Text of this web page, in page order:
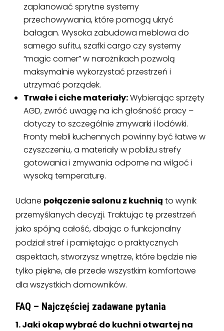
zaplanować sprytne systemy
przechowywania, które pomogą ukryć
bałagan. Wysoka zabudowa meblowa do
samego sufitu, szafki cargo czy systemy
“magic corner” w narożnikach pozwolą
maksymalnie wykorzystać przestrzeń i
utrzymać porządek.
Trwałe i ciche materiały:Wybierając sprzęty
AGD, zwróć uwagę na ich głośność pracy –
dotyczy to szczególnie zmywarki i lodówki.
Fronty mebli kuchennych powinny być łatwe w
czyszczeniu, a materiały w pobliżu strefy
gotowania i zmywania odporne na wilgoć i
wysoką temperaturę.
Udane połączenie salonu z kuchnią to wynik
przemyślanych decyzji. Traktując tę przestrzeń
jako spójną całość, dbając o funkcjonalny
podział stref i pamiętając o praktycznych
aspektach, stworzysz wnętrze, które będzie nie
tylko piękne, ale przede wszystkim komfortowe
dla wszystkich domowników.
FAQ – Najczęściej zadawane pytania
1. Jaki okap wybrać do kuchni otwartej na